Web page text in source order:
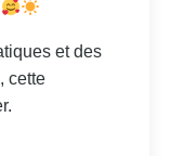
et des
cette